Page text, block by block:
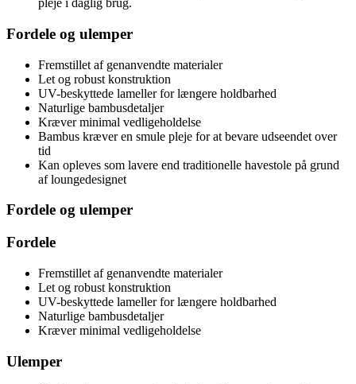
pleje i daglig brug.
Fordele og ulemper
Fremstillet af genanvendte materialer
Let og robust konstruktion
UV-beskyttede lameller for længere holdbarhed
Naturlige bambusdetaljer
Kræver minimal vedligeholdelse
Bambus kræver en smule pleje for at bevare udseendet over
tid
Kan opleves som lavere end traditionelle havestole på grund
af loungedesignet
Fordele og ulemper
Fordele
Fremstillet af genanvendte materialer
Let og robust konstruktion
UV-beskyttede lameller for længere holdbarhed
Naturlige bambusdetaljer
Kræver minimal vedligeholdelse
Ulemper